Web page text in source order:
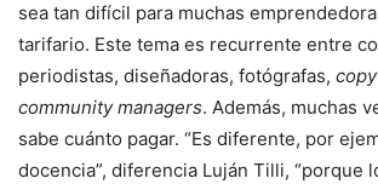
sea tan difícil para muchas
tarifario. Este tema es recurrente entre
periodistas, diseñadoras, fotógrafas,
community managers. Además, muchas
sabe cuánto pagar. “Es diferente, por
docencia”, diferencia Luján Tilli, “porque